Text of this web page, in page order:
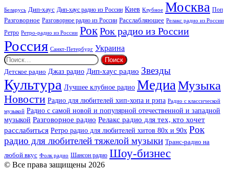
Беларусь Дип-хаус Дип-хаус радио из России Киев Клубное Москва Поп
Разговорное Разговорное радио из России Расслабляющее Релакс радио из России
Ретро Ретро-радио из России РокРок радио из России
Россия Санкт-Петербург Украина
Найти:
Детское радио Джаз радио Дип-хаус радио Звезды
Культура Лучшее клубное радио МедиаМузыка
Новости Радио для любителей хип-хопа и рэпа Радио с классической
музыкой Радио с самой новой и популярной отечественной и западной
музыкой Разговорное радио Релакс радио для тех, кто хочет
расслабиться Ретро радио для любителей хитов 80х и 90х Рок
радио для любителей тяжелой музыки Транс-радио на
любой вкус Фолк радио Шансон радио Шоу-бизнес
© Все права защищены 2026